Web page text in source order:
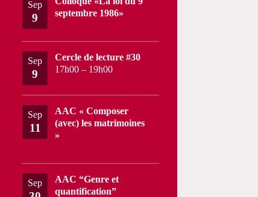
Sep
9
septembre 1986»
Sep
9
Cercle de lecture #30
17h00 – 19h00
Sep
11
AAC « Composer
(avec) les matrimoines
»
Sep
AAC “Genre et
quantification”